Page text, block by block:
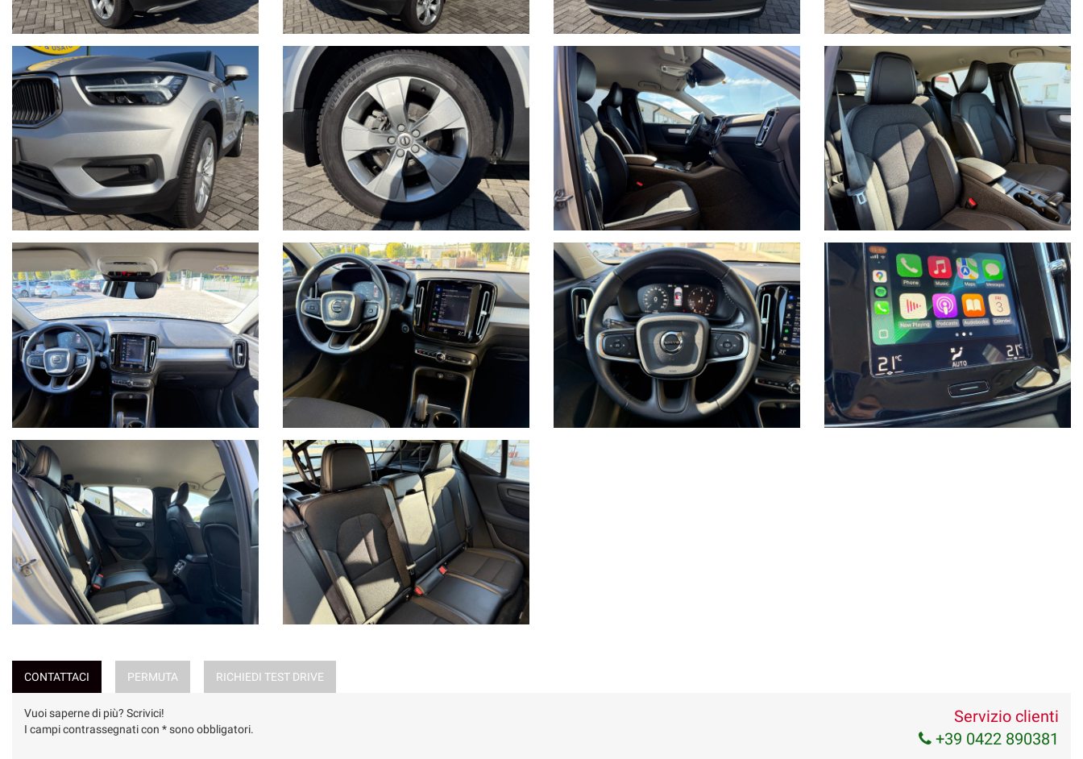
Telefono fisso chiamaci : +39 0422 890220
• Juri + 39 345 6008844
• Gianluca + 39 347 7264356
• Lorenzo +39 340 7474900
CONTATTACI PERMUTA RICHIEDI TEST DRIVE
Vuoi saperne di più? Scrivici!
I campi contrassegnati con * sono obbligatori.
Servizio clienti
+39 0422 890381